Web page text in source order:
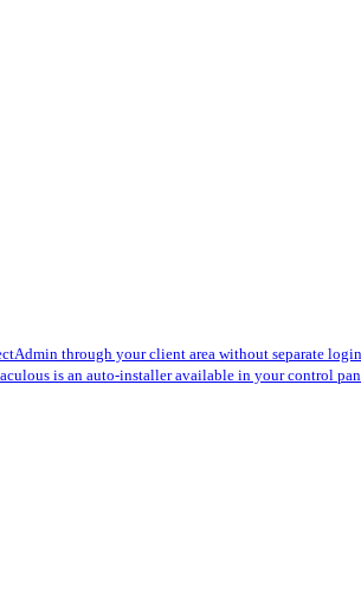
through your client area without separate
is an auto-installer available in your control